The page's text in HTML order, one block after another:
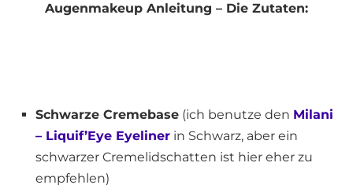
Augenmakeup Anleitung – Die Zutaten:
Schwarze Cremebase (ich benutze den Milani
– Liquif’Eye Eyeliner in Schwarz, aber ein
schwarzer Cremelidschatten ist hier eher zu
empfehlen)